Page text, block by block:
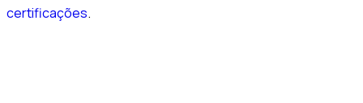
certificações.